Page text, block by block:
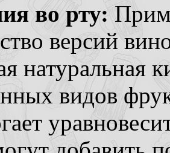
во рту:
версий
натуральная
видов